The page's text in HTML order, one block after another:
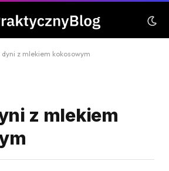
dyni z mlekiem kokosowym
z mlekiem